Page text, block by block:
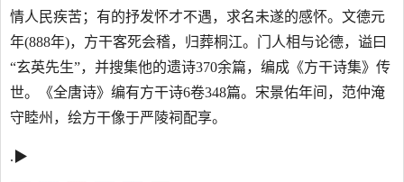
情人民疾苦；有的抒发怀才不遇，求名未遂的感怀。文德元
年(888年)，方干客死会稽，归葬桐江。门人相与论德，谥曰
“玄英先生”，并搜集他的遗诗370余篇，编成《方干诗集》传
世。《全唐诗》编有方干诗6卷348篇。宋景佑年间，范仲淹
守睦州，绘方干像于严陵祠配享。
.▶